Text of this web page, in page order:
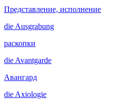
Представление, исполнение
die Ausgrabung
раскопки
die Avantgarde
Авангард
die Axiologie